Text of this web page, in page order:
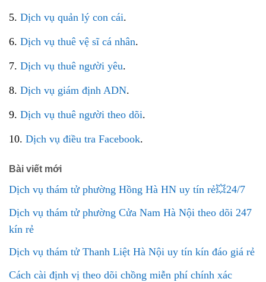
5. Dịch vụ quản lý con cái.
6. Dịch vụ thuê vệ sĩ cá nhân.
7. Dịch vụ thuê người yêu.
8. Dịch vụ giám định ADN.
9. Dịch vụ thuê người theo dõi.
10. Dịch vụ điều tra Facebook.
Bài viết mới
Dịch vụ thám tử phường Hồng Hà HN uy tín rẻ💥24/7
Dịch vụ thám tử phường Cửa Nam Hà Nội theo dõi 247
kín rẻ
Dịch vụ thám tử Thanh Liệt Hà Nội uy tín kín đáo giá rẻ
Cách cài định vị theo dõi chồng miễn phí chính xác